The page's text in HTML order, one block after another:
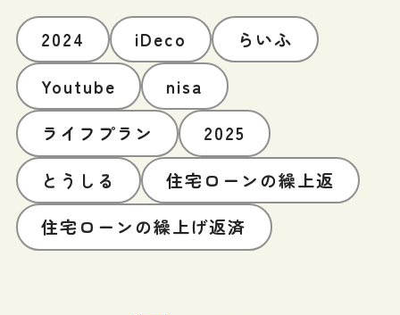
2024 iDeco
らいふ
Youtube
nisa
ライフプラン
2025
とうしる
住宅ローンの繰上返
住宅ローンの繰上げ返済